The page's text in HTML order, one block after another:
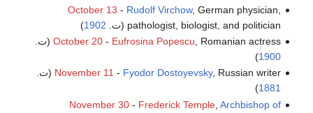
October 13 - Rudolf Virchow, German physician,
pathologist, biologist, and politician (ت.
1902
)
October 20- Eufrosina Popescu , Romanian actress (ت.
1900
)
November 11 - Fyodor Dostoyevsky, Russian writer (ت.
1881
)
November 30- Frederick Temple, Archbishop of